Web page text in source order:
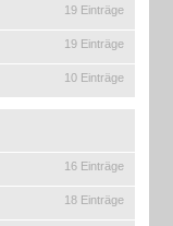
19 Einträge
19 Einträge
10 Einträge
16 Einträge
18 Einträge